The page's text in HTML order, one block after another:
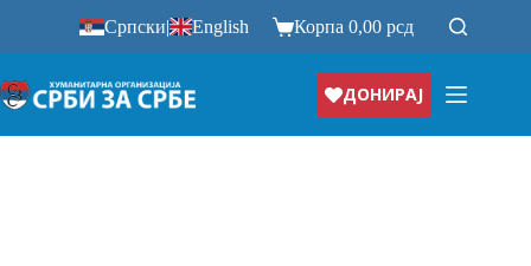
Српски| English Корпа0,00рсд
ДОНИРАЈ